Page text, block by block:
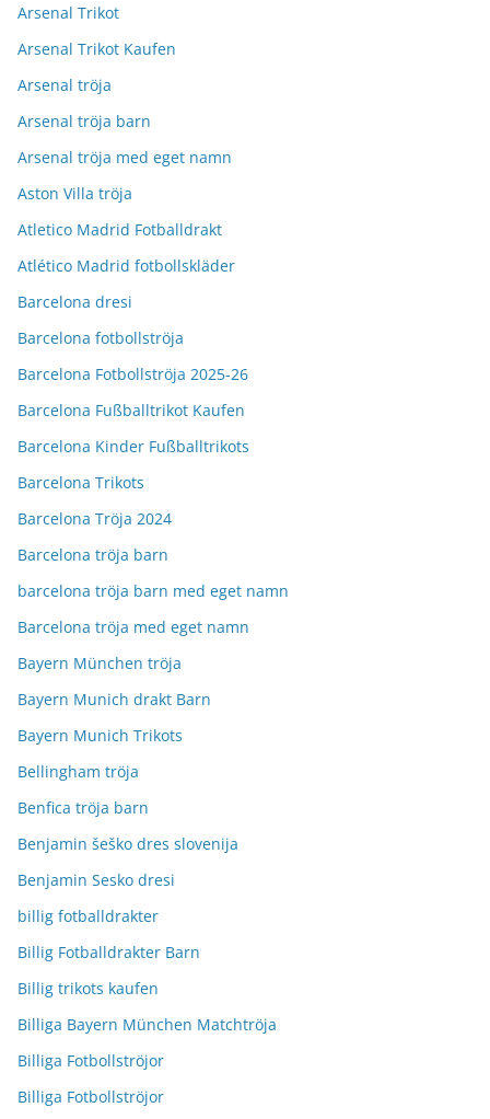
Arsenal Trikot
Arsenal Trikot Kaufen
Arsenal tröja
Arsenal tröja barn
Arsenal tröja med eget namn
Aston Villa tröja
Atletico Madrid Fotballdrakt
Atlético Madrid fotbollskläder
Barcelona dresi
Barcelona fotbollströja
Barcelona Fotbollströja 2025-26
Barcelona Fußballtrikot Kaufen
Barcelona Kinder Fußballtrikots
Barcelona Trikots
Barcelona Tröja 2024
Barcelona tröja barn
barcelona tröja barn med eget namn
Barcelona tröja med eget namn
Bayern München tröja
Bayern Munich drakt Barn
Bayern Munich Trikots
Bellingham tröja
Benfica tröja barn
Benjamin šeško dres slovenija
Benjamin Sesko dresi
billig fotballdrakter
Billig Fotballdrakter Barn
Billig trikots kaufen
Billiga Bayern München Matchtröja
Billiga Fotbollströjor
Billiga Fotbollströjor